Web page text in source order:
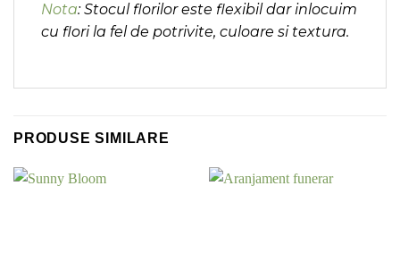
Nota: Stocul florilor este flexibil dar inlocuim
cu flori la fel de potrivite, culoare si textura.
PRODUSE SIMILARE